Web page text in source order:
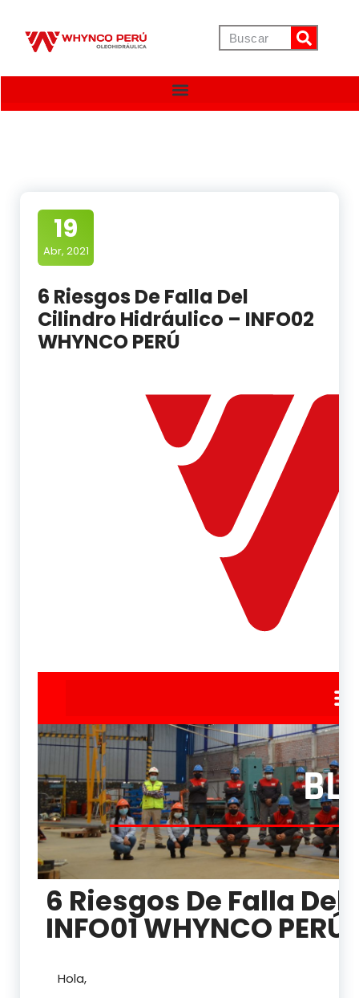
19
Abr, 2021
6 Riesgos De Falla Del
Cilindro Hidráulico – INFO02
WHYNCO PERÚ
6 Riesgos De Falla
INFO01 WHYNCO PERÚ
Hola,